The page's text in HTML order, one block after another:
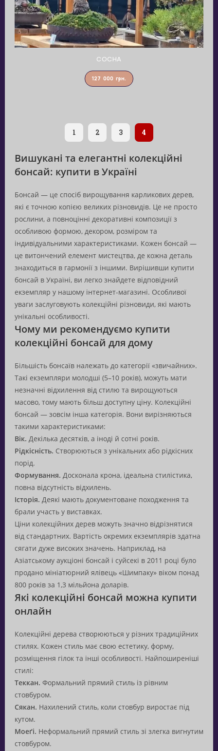
СОСНА
127 000 грн.
1 2 3 4
Вишукані та елегантні колекційні
бонсай: купити в Україні
Бонсай — це спосіб вирощування карликових дерев,
які є точною копією великих різновидів. Це не просто
рослини, а повноцінні декоративні композиції з
особливою формою, декором, розміром та
індивідуальними характеристиками. Кожен бонсай —
це витончений елемент мистецтва, де кожна деталь
знаходиться в гармонії з іншими. Вирішивши купити
бонсай в Україні, ви легко знайдете відповідний
екземпляр у нашому інтернет-магазині. Особливої
уваги заслуговують колекційні різновиди, які мають
унікальні особливості.
Чому ми рекомендуємо купити
колекційні бонсай для дому
Більшість бонсаїв належать до категорії «звичайних».
Такі екземпляри молодші (5–10 років), можуть мати
незначні відхилення від стилю та вирощуються
масово, тому мають більш доступну ціну. Колекційні
бонсай — зовсім інша категорія. Вони вирізняються
такими характеристиками:
Вік. Декілька десятків, а іноді й сотні років.
Рідкісність. Створюються з унікальних або рідкісних
порід.
Формування. Досконала крона, ідеальна стилістика,
повна відсутність відхилень.
Історія. Деякі мають документоване походження та
брали участь у виставках.
Ціни колекційних дерев можуть значно відрізнятися
від стандартних. Вартість окремих екземплярів здатна
сягати дуже високих значень. Наприклад, на
Азіатському аукціоні бонсай і суйсекі в 2011 році було
продано мініатюрний ялівець «Шимпаку» віком понад
800 років за 1,3 мільйона доларів.
Які колекційні бонсай можна купити
онлайн
Колекційні дерева створюються у різних традиційних
стилях. Кожен стиль має свою естетику, форму,
розміщення гілок та інші особливості. Найпоширеніші
стилі:
Теккан. Формальний прямий стиль із рівним
стовбуром.
Сякан. Нахилений стиль, коли стовбур виростає під
кутом.
Моеґі. Неформальний прямий стиль зі злегка вигнутим
стовбуром.